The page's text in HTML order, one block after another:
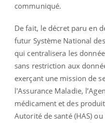
communiqué.
De fait, le décret paru en
futur Système National
qui centralisera les
sans restriction aux
exerçant une mission de
l'Assurance Maladie,
médicament et des
Autorité de santé (HAS) ou